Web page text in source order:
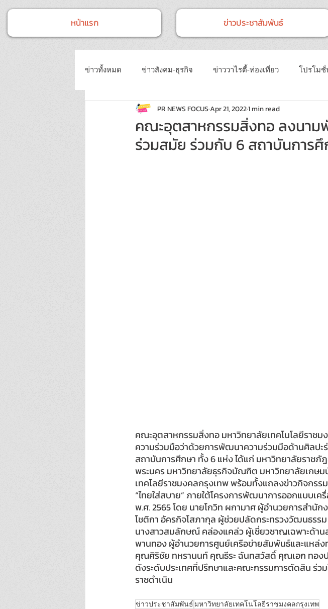
หน้าแรก ข่าวประชาสัมพันธ์
ข่าวทั้งหมด ข่าวสังคม-ธุรกิจ ข่าววาไรตี้-ท่องเที่ยว โปรโมชั่
ข่าวงานประชุม-อบรมสัมมนา ข่าวทั่วไป ข่าวการศึกษา
ข่าวบันเทิง บทความประชาสัมพันธ์ Event ข่าวเทคโ
คณะอุตสาหกรรมสิ่งทอ ลงนา
ร่วมสมัย ร่วมกับ 6 สถาบันการ
PR NEWS FOCUSApr 21, 20221 min read
คณะอุตสาหกรรมสิ่งทอ มหาวิทยาลัยเทคโนโลยีราช
ความร่วมมือว่าด้วยการพัฒนาความร่วมมือด้านศิลป
สถาบันการศึกษา ทั้ง 6 แห่ง ได้แก่ มหาวิทยาลัยราชภั
พระนคร มหาวิทยาลัยธุรกิจบัณฑิต มหาวิทยาลัยเกษ
เทคโลยีราชมงคลกรุงเทพ พร้อมทั้งแถลงข่าวกิจกร
“ไทยใส่สบาย” ภายใต้โครงการพัฒนาการออกแบบเ
พ.ศ. 2565 โดย นายโกวิท ผกามาศ ผู้อำนวยการสำนั
โชติกา อัครกิจโสภากุล ผู้ช่วยปลัดกระทรวงวัฒนธร
นางสาวสมลักษณ์ คล่องแคล่ว ผู้เชี่ยวชาญเฉพาะด้า
พานทอง ผู้อำนวยการศูนย์เครือข่ายสัมพันธ์และแหล่
คุณศิริชัย ทหรานนท์ คุณธีระ ฉันทสวัสดิ์ คุณเอก ทอง
ดังระดับประเทศที่ปรึกษาและคณะกรรมการตัดสิน ร่
ราชดำเนิน
ข่าวประชาสัมพันธ์ มหาวิทยาลัยเทคโนโลยีราชมงคลกรุงเทพ